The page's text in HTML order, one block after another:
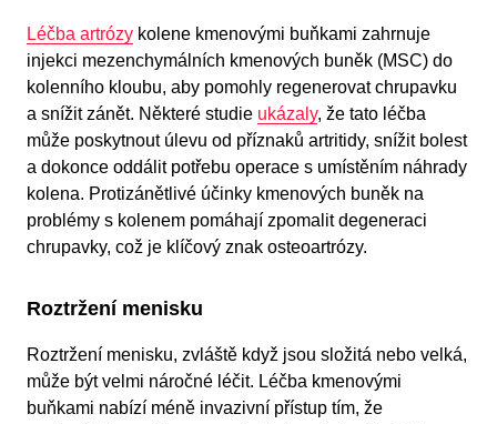
Léčba artrózy kolene kmenovými buňkami zahrnuje
injekci mezenchymálních kmenových buněk (MSC) do
kolenního kloubu, aby pomohly regenerovat chrupavku
a snížit zánět. Některé studie ukázaly, že tato léčba
může poskytnout úlevu od příznaků artritidy, snížit bolest
a dokonce oddálit potřebu operace s umístěním náhrady
kolena. Protizánětlivé účinky kmenových buněk na
problémy s kolenem pomáhají zpomalit degeneraci
chrupavky, což je klíčový znak osteoartrózy.
Roztržení menisku
Roztržení menisku, zvláště když jsou složitá nebo velká,
může být velmi náročné léčit. Léčba kmenovými
buňkami nabízí méně invazivní přístup tím, že